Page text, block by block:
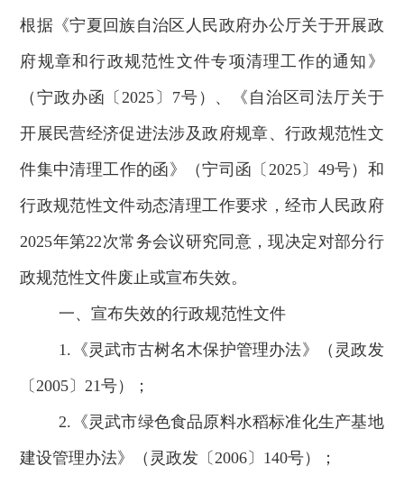
根据 《宁夏回族自治区人民政府办公厅关于开展政
府规章和行政规范性文件专项清理工作的通知》
（宁政办函〔2025 〕 7号） 、
《自治区司法厅关于
开展民营经济促进法涉及政府规章、行政规范性文
件集中清理工作的函》（宁司函〔 2025〕 49号） 和
行政规范性文件动态清理工作要求 ， 经市人民政府
2025年第22次常务会议研究同意 ，现决定对部分行
政规范性文件废止或宣布失效。
一、宣布失效的行政规范性文件
1. 《灵武市古树名木保护管理办法》（灵政发
〔2005 〕21号）
；
2. 《灵武市绿色食品原料水稻标准化生产基地
建设管理办法》（灵政发〔2006 〕 140号）
；